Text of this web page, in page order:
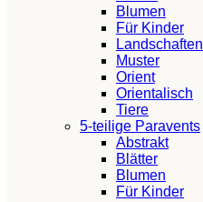
Blumen
Für Kinder
Landschaften
Muster
Orient
Orientalisch
Tiere
5-teilige Paravents
Abstrakt
Blätter
Blumen
Für Kinder